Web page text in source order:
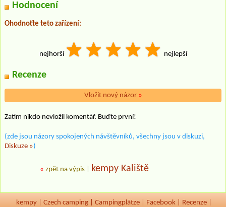
Hodnocení
Ohodnoťte teto zařízení:
nejhorší nejlepší
Recenze
Vložit nový názor »
Zatím nikdo nevložil komentář. Buďte první!
(zde jsou názory spokojených návštěvníků, všechny jsou v diskuzi,
Diskuze »)
« zpět na výpis kempy Kaliště
kempy Czech camping Campingplätze Facebook Recenze